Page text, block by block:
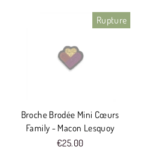
Rupture
Broche Brodée Mini Cœurs
Family - Macon Lesquoy
€25.00